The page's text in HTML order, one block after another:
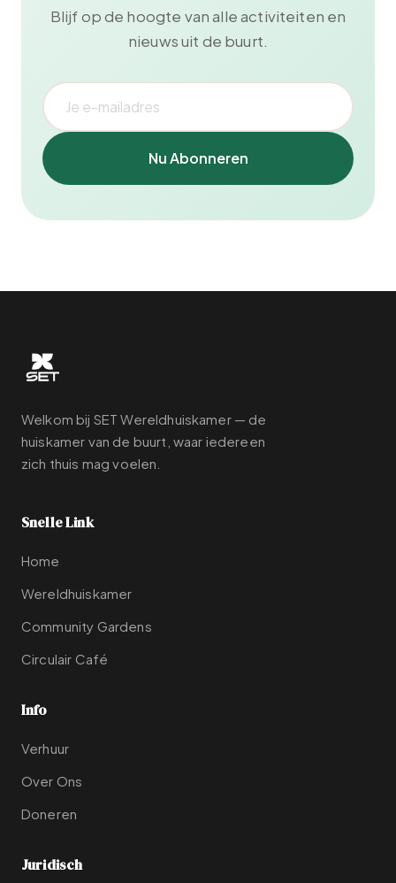
Blijf op de hoogte van alle activiteiten en
nieuws uit de buurt.
Nu Abonneren
Welkom bij SET Wereldhuiskamer — de
huiskamer van de buurt, waar iedereen
zich thuis mag voelen.
Snelle Link
Home
Wereldhuiskamer
Community Gardens
Circulair Café
Info
Verhuur
Over Ons
Doneren
Juridisch